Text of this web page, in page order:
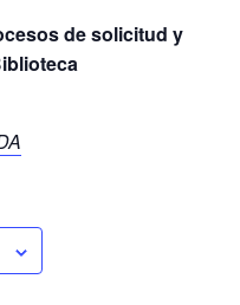
de solicitud y